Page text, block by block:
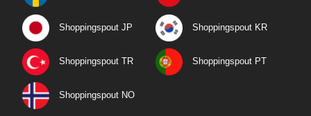
Shoppingspout JP Shoppingspout KR
Shoppingspout TR Shoppingspout PT
Shoppingspout NO